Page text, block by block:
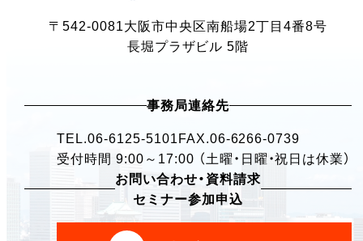
〒542-0081大阪市中央区南船場2丁目4番8号
長堀プラザビル 5階
事務局連絡先
TEL.06-6125-5101 FAX.06-6266-0739
受付時間 9:00～17:00 （土曜・日曜・祝日は休業）
お問い合わせ・資料請求
セミナー参加申込